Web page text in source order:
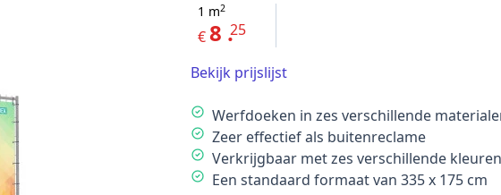
1 m2
€8 .25
Bekijk prijslijst
Description
Werfdoeken in zes verschillende
Zeer effectief als buitenreclame
Verkrijgbaar met zes verschillende
Een standaard formaat van 335 x 175 cm